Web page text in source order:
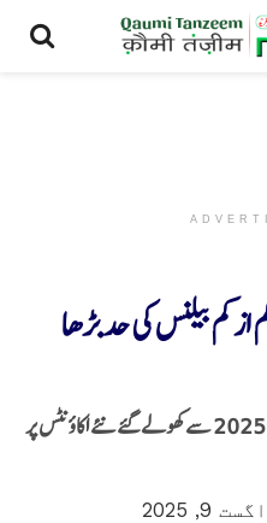
کم بیلنس کی حد بڑھا
یہ رقم پہلے 10ہزار روپے تھی۔ یکم اگست 2025 سے کھولے گئے نئے اکاؤنٹس پر
اگست 9, 2025